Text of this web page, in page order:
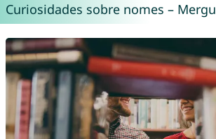
Curiosidades sobre nomes –